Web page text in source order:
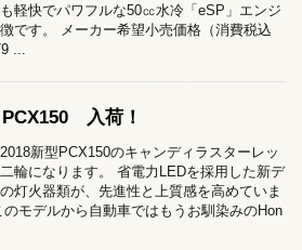
軽快でパワフルな50㏄水冷「eSP」エンジ
です。 メーカー希望小売価格（消費税込
...
PCX150 入荷！
新型PCX150のキャンディラスターレッ
二輪になります。 省電力LEDを採用した新デ
灯火器類が、先進性と上質感を高めていま
のモデルから自動車ではもうお馴染みのHon